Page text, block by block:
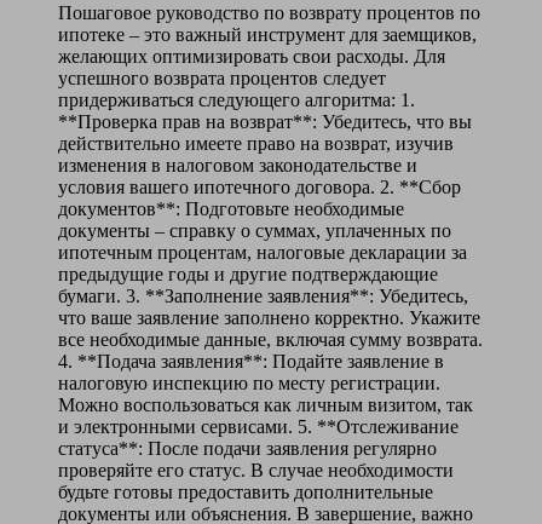
Пошаговое руководство по возврату процентов по
ипотеке – это важный инструмент для заемщиков,
желающих оптимизировать свои расходы. Для
успешного возврата процентов следует
придерживаться следующего алгоритма: 1.
**Проверка прав на возврат**: Убедитесь, что вы
действительно имеете право на возврат, изучив
изменения в налоговом законодательстве и
условия вашего ипотечного договора. 2. **Сбор
документов**: Подготовьте необходимые
документы – справку о суммах, уплаченных по
ипотечным процентам, налоговые декларации за
предыдущие годы и другие подтверждающие
бумаги. 3. **Заполнение заявления**: Убедитесь,
что ваше заявление заполнено корректно. Укажите
все необходимые данные, включая сумму возврата.
4. **Подача заявления**: Подайте заявление в
налоговую инспекцию по месту регистрации.
Можно воспользоваться как личным визитом, так
и электронными сервисами. 5. **Отслеживание
статуса**: После подачи заявления регулярно
проверяйте его статус. В случае необходимости
будьте готовы предоставить дополнительные
документы или объяснения. В завершение, важно